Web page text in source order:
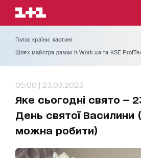
Голос країни: кастинг
Шлях майстра разом із Work.ua та KSE
05:00 | 23.03.2023
Яке сьогодні свято —
День святої Василини
можна робити)